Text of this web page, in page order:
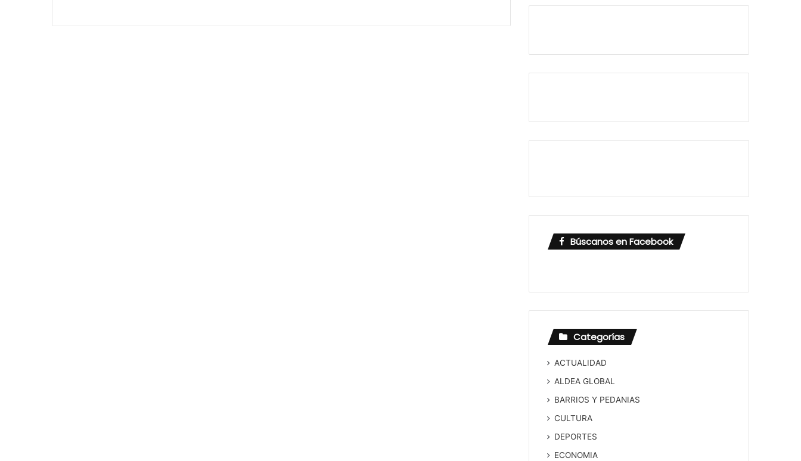
Búscanos en Facebook
Categorías
ACTUALIDAD
ALDEA GLOBAL
BARRIOS Y PEDANIAS
CULTURA
DEPORTES
ECONOMIA